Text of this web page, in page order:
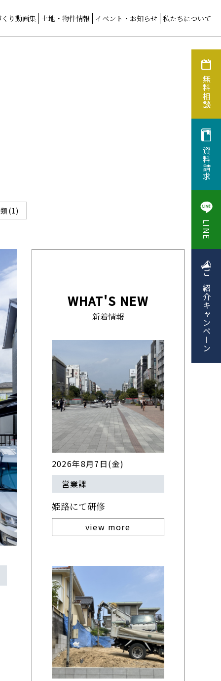
り動画集 土地・物件情報 イベント・お知らせ 私たちについて
無料相談
資料請求
LINE
ご紹介
キャンペーン
(1)
WHAT'S NEW
新着情報
2026年8月7日(金)
営業課
姫路にて研修
view more